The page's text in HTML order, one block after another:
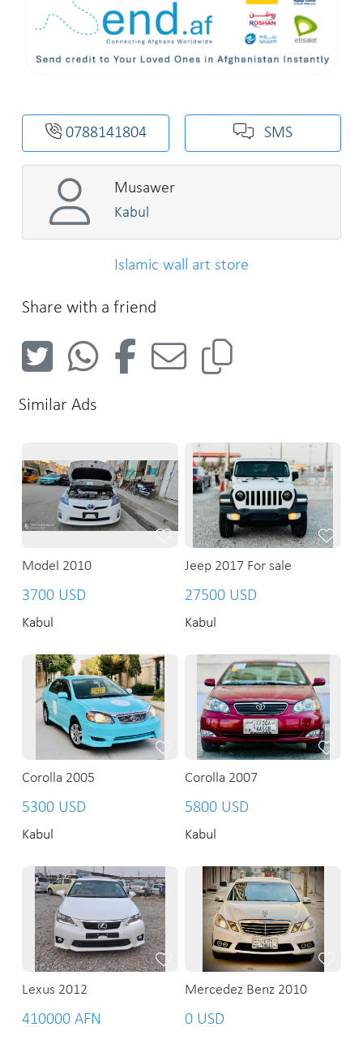
0788141804 SMS
Musawer
Kabul
Islamic wall art store
Share with a friend
Similar Ads
Model 2010
3700 USD
Kabul
Jeep 2017 For sale
27500 USD
Kabul
Corolla 2005
5300 USD
Kabul
Corolla 2007
5800 USD
Kabul
Lexus 2012
410000 AFN
Mercedez Benz 2010
0 USD